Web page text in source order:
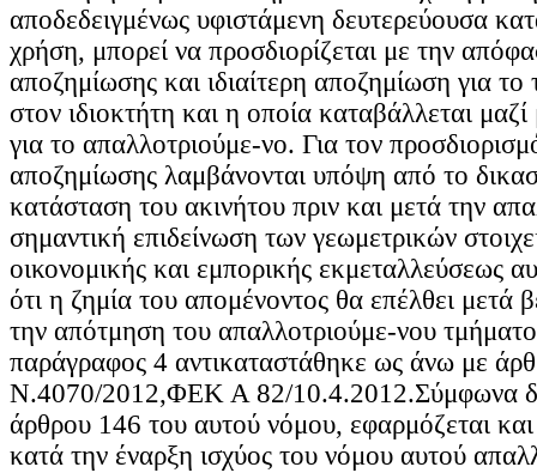
αποδεδειγμένως υφιστάμενη δευτερεύουσα
χρήση, μπορεί να προσδιορίζεται με την
αποζημίωσης και ιδιαίτερη αποζημίωση για
στον ιδιοκτήτη και η οποία καταβάλλεται
για το απαλλοτριούμε-νο. Για τον
αποζημίωσης λαμβάνονται υπόψη από το
κατάσταση του ακινήτου πριν και μετά την
σημαντική επιδείνωση των γεωμετρικών
οικονομικής και εμπορικής εκμεταλλεύσεως
ότι η ζημία του απομένοντος θα επέλθει μετά
την απότμηση του απαλλοτριούμε-νου
παράγραφος 4 αντικαταστάθηκε ως άνω με
Ν.4070/2012,ΦΕΚ Α 82/10.4.2012.Σύμφωνα
άρθρου 146 του αυτού νόμου, εφαρμόζεται και
κατά την έναρξη ισχύος του νόμου αυτού